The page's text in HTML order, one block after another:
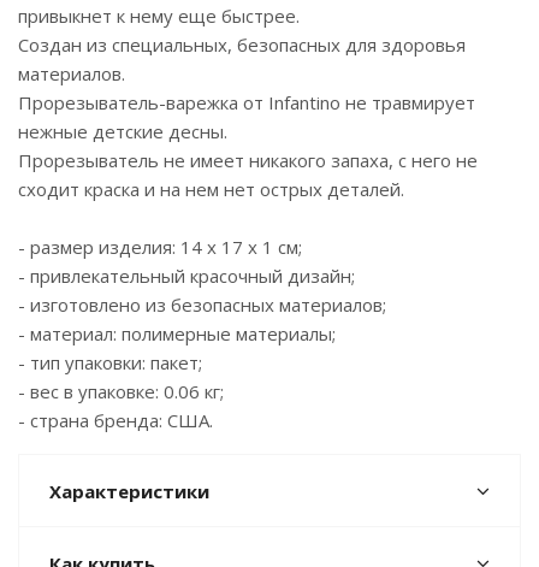
привыкнет к нему еще быстрее.
Создан из специальных, безопасных для здоровья
материалов.
Прорезыватель-варежка от Infantino не травмирует
нежные детские десны.
Прорезыватель не имеет никакого запаха, с него не
сходит краска и на нем нет острых деталей.
- размер изделия: 14 x 17 x 1 см;
- привлекательный красочный дизайн;
- изготовлено из безопасных материалов;
- материал: полимерные материалы;
- тип упаковки: пакет;
- вес в упаковке: 0.06 кг;
- страна бренда: США.
Характеристики